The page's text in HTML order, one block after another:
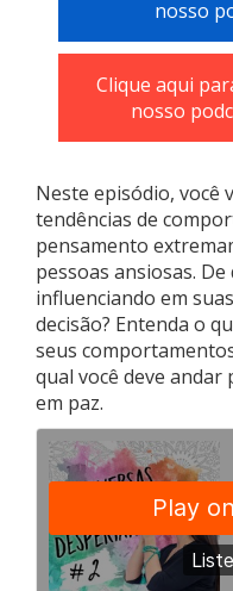
nosso
Clique aqui
nosso
Neste episódio, você
tendências de
pensamento
pessoas ansiosas.
influenciando em
decisão? Entenda o
seus
qual você deve
em paz.